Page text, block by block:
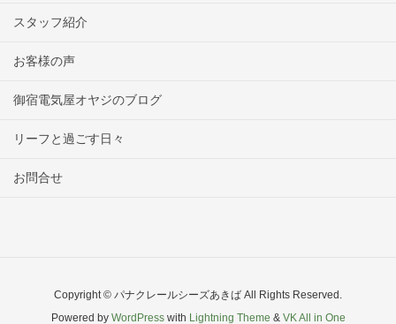
スタッフ紹介
お客様の声
御宿電気屋オヤジのブログ
リーフと過ごす日々
お問合せ
Copyright © パナクレールシーズあきば All Rights Reserved.
Powered by WordPresswith Lightning Theme & VK All in One